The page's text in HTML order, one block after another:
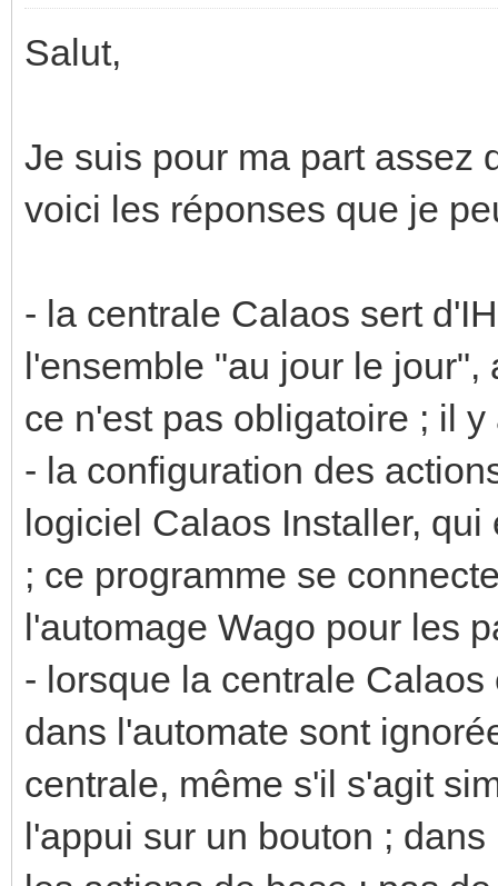
Salut,
Je suis pour ma part assez
voici les réponses que je
- la centrale Calaos sert
l'ensemble "au jour le
ce n'est pas obligatoire ; il
- la configuration des
logiciel Calaos Installer,
; ce programme se
l'automage Wago pour les
- lorsque la centrale
dans l'automate sont
centrale, même s'il s'agit
l'appui sur un bouton ;